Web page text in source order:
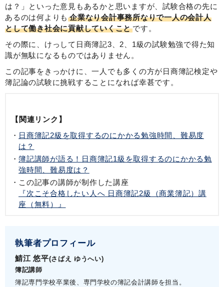
は？」といった意見もあるかと思いますが、試験合格の先に
あるのは何よりも 企業なり会計事務所なりで一人の会計人
として働き社会に貢献していくこと です。
その際に、けっして日商簿記3、2、1級の試験勉強で得た知
識が無駄になるものではありません。
この記事をきっかけに、一人でも多くの方が日商簿記検定や
簿記論の試験に挑戦することになれば幸甚です。
【関連リンク】
日商簿記2級を取得するのにかかる勉強時間、難易度
は？
簿記講師が語る！日商簿記1級を取得するのにかかる勉
強時間、難易度は？
この記事の講師が制作した講座
『次こそ合格したい人へ 日商簿記2級（商業簿記）講
座（無料）』
執筆者プロフィール
鯖江 悠平(さばえ ゆうへい)
簿記講師
簿記専門学校卒業後、専門学校の簿記会計講師を担当。